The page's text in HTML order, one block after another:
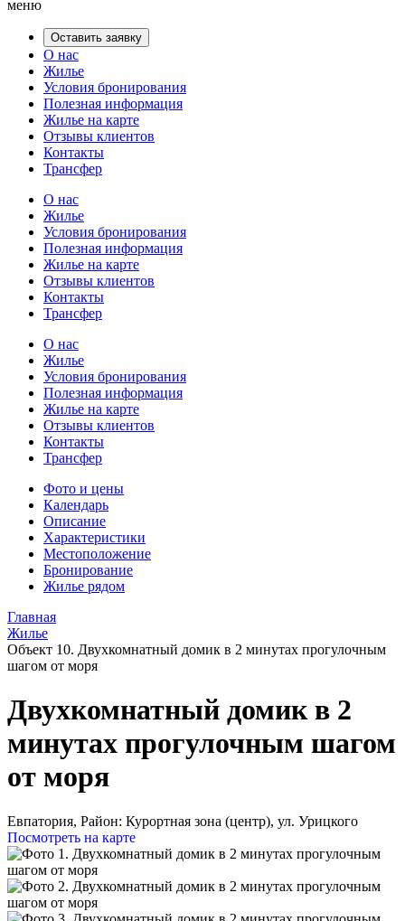
меню
Оставить заявку
О нас
Жилье
Условия бронирования
Полезная информация
Жилье на карте
Отзывы клиентов
Контакты
Трансфер
О нас
Жилье
Условия бронирования
Полезная информация
Жилье на карте
Отзывы клиентов
Контакты
Трансфер
О нас
Жилье
Условия бронирования
Полезная информация
Жилье на карте
Отзывы клиентов
Контакты
Трансфер
Фото и цены
Календарь
Описание
Характеристики
Местоположение
Бронирование
Жилье рядом
Главная
Жилье
Объект 10. Двухкомнатный домик в 2 минутах прогулочным
шагом от моря
Двухкомнатный домик в 2
минутах прогулочным шагом
от моря
Евпатория, Район: Курортная зона (центр), ул. Урицкого
Посмотреть на карте